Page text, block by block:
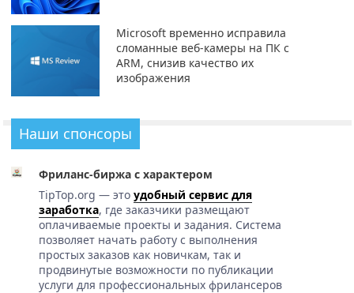
Microsoft временно исправила
сломанные веб-камеры на ПК с
ARM, снизив качество их
изображения
Наши спонсоры
Фриланс-биржа с характером
TipTop.org — это удобный сервис для
заработка, где заказчики размещают
оплачиваемые проекты и задания. Система
позволяет начать работу с выполнения
простых заказов как новичкам, так и
продвинутые возможности по публикации
услуги для профессиональных фрилансеров